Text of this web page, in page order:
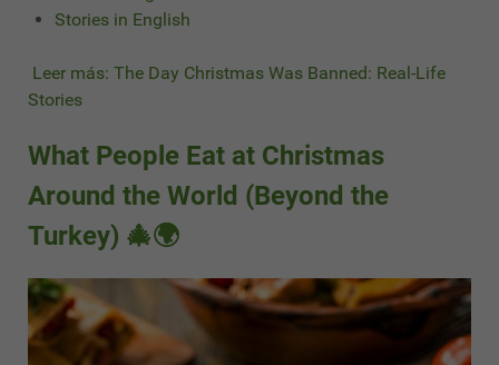
Stories in English
Leer más: The Day Christmas Was Banned: Real-Life
Stories
What People Eat at Christmas
Around the World (Beyond the
Turkey) 🎄🌍